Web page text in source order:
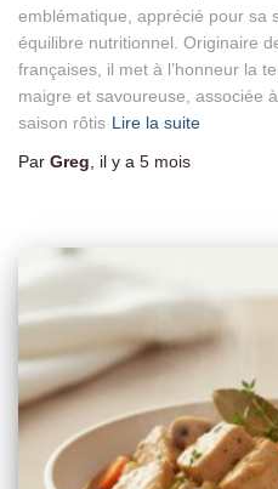
emblématique, apprécié pour sa
équilibre nutritionnel. Originaire
françaises, il met à l’honneur la
maigre et savoureuse, associée
saison rôtis Lire la suite
Par Greg , il y a 5 mois